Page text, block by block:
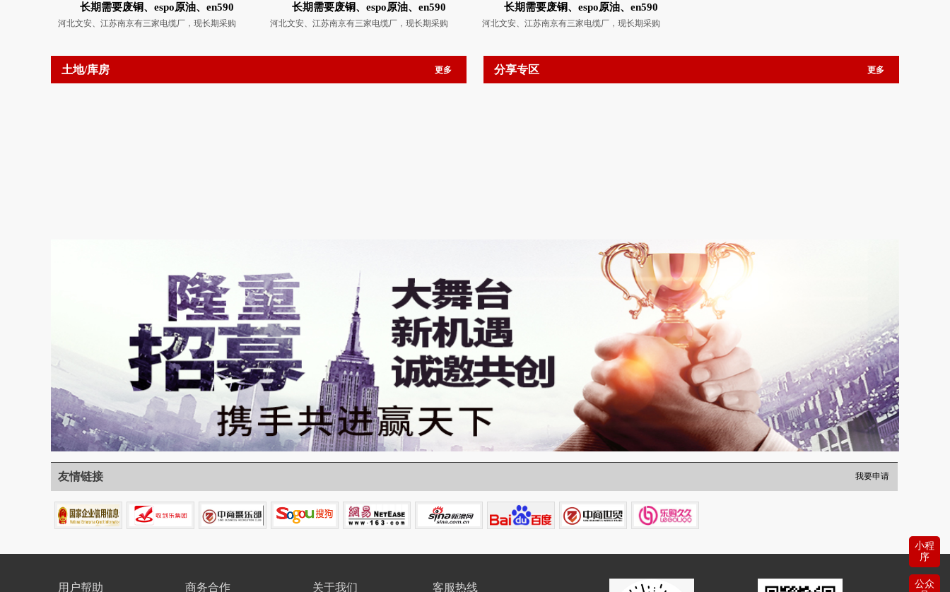
长期需要废铜、espo原油、en590
河北文安、江苏南京有三家电缆厂，现长期采购
长期需要废铜、espo原油、en590
河北文安、江苏南京有三家电缆厂，现长期采购
长期需要废铜、espo原油、en590
河北文安、江苏南京有三家电缆厂，现长期采购
土地/库房 更多 分享专区 更多
友情链接 我要申请
用户帮助 商务合作 关于我们 客服热线
小程
序
公众